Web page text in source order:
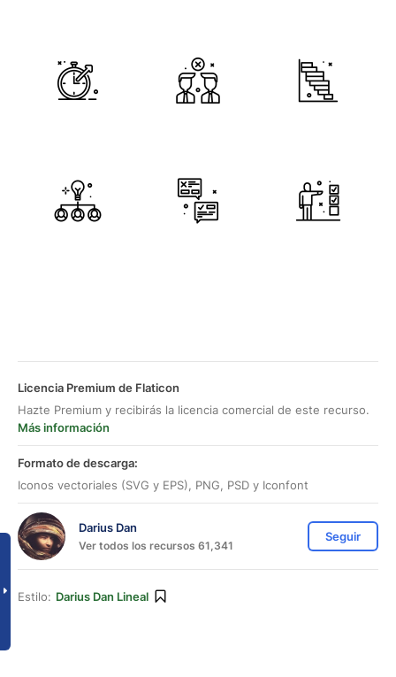
Licencia Premium de Flaticon
Hazte Premium y recibirás la licencia comercial de este recurso.
Más información
Formato de descarga:
Iconos vectoriales (SVG y EPS), PNG, PSD y Iconfont
Darius Dan
Ver todos los recursos 61,341
Seguir
Estilo: Darius Dan Lineal